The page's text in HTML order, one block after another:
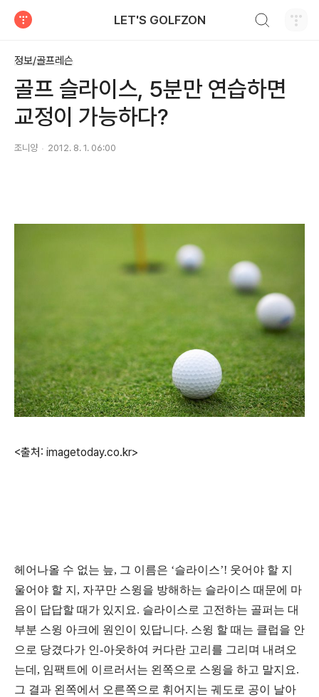
LET'S GOLFZON
정보/골프레슨
골프 슬라이스, 5분만 연습하면
교정이 가능하다?
조니양 2012. 8. 1. 06:00
<출처: imagetoday.co.kr>
헤어나올 수 없는 늪, 그 이름은 ‘슬라이스’! 웃어야 할 지
울어야 할 지 , 자꾸만 스윙을 방해하는 슬라이스 때문에 마
음이 답답할 때가 있지요. 슬라이스로 고전하는 골퍼는 대
부분 스윙 아크에 원인이 있답니다. 스윙 할 때는 클럽을 안
으로 당겼다가 인-아웃하여 커다란 고리를 그리며 내려오
는데 , 임팩트에 이르러서는 왼쪽으로 스윙을 하고 말지요.
그 결과 왼쪽에서 오른쪽으로 휘어지는 궤도로 공이 날아